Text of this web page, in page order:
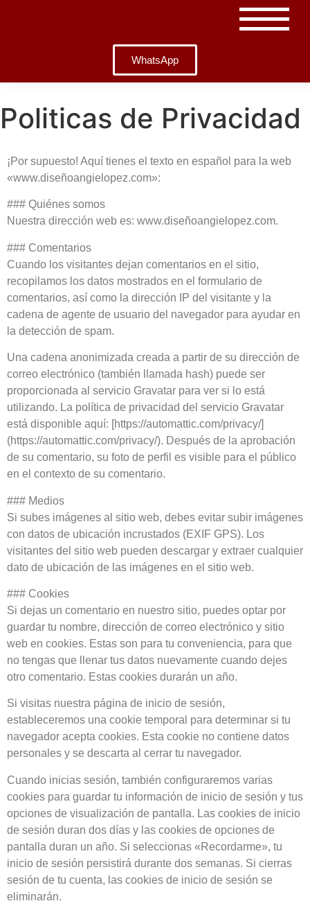
WhatsApp
Politicas de Privacidad
¡Por supuesto! Aquí tienes el texto en español para la web
«www.diseñoangielopez.com»:
### Quiénes somos
Nuestra dirección web es: www.diseñoangielopez.com.
### Comentarios
Cuando los visitantes dejan comentarios en el sitio,
recopilamos los datos mostrados en el formulario de
comentarios, así como la dirección IP del visitante y la
cadena de agente de usuario del navegador para ayudar en
la detección de spam.
Una cadena anonimizada creada a partir de su dirección de
correo electrónico (también llamada hash) puede ser
proporcionada al servicio Gravatar para ver si lo está
utilizando. La política de privacidad del servicio Gravatar
está disponible aquí: [https://automattic.com/privacy/]
(https://automattic.com/privacy/). Después de la aprobación
de su comentario, su foto de perfil es visible para el público
en el contexto de su comentario.
### Medios
Si subes imágenes al sitio web, debes evitar subir imágenes
con datos de ubicación incrustados (EXIF GPS). Los
visitantes del sitio web pueden descargar y extraer cualquier
dato de ubicación de las imágenes en el sitio web.
### Cookies
Si dejas un comentario en nuestro sitio, puedes optar por
guardar tu nombre, dirección de correo electrónico y sitio
web en cookies. Estas son para tu conveniencia, para que
no tengas que llenar tus datos nuevamente cuando dejes
otro comentario. Estas cookies durarán un año.
Si visitas nuestra página de inicio de sesión,
estableceremos una cookie temporal para determinar si tu
navegador acepta cookies. Esta cookie no contiene datos
personales y se descarta al cerrar tu navegador.
Cuando inicias sesión, también configuraremos varias
cookies para guardar tu información de inicio de sesión y tus
opciones de visualización de pantalla. Las cookies de inicio
de sesión duran dos días y las cookies de opciones de
pantalla duran un año. Si seleccionas «Recordarme», tu
inicio de sesión persistirá durante dos semanas. Si cierras
sesión de tu cuenta, las cookies de inicio de sesión se
eliminarán.